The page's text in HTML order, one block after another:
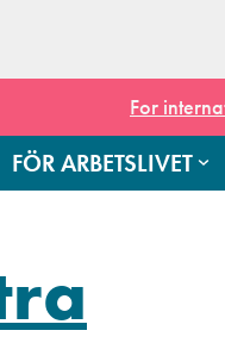
For
FÖR ARBETSLIVET